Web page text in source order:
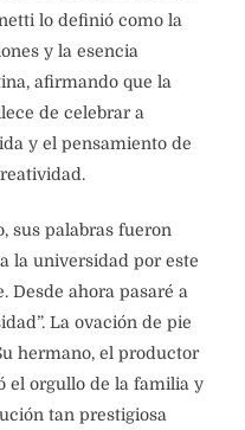
lo definió como la
y la esencia
afirmando que la
de celebrar a
y el pensamiento de
sus palabras fueron
la universidad por este
Desde ahora pasaré a
La ovación de pie
hermano, el productor
el orgullo de la familia y
tan prestigiosa